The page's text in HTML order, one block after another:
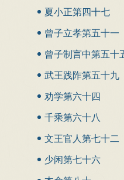
夏小正第四十七
曾子立孝第五十一
曾子制言中第五十
武王践阼第五十九
劝学第六十四
千乘第六十八
文王官人第七十二
少闲第七十六